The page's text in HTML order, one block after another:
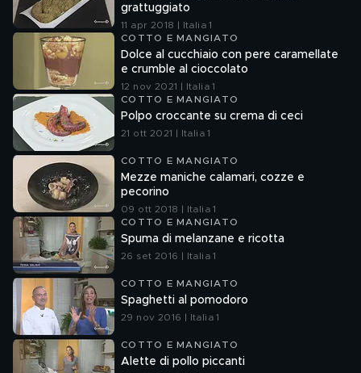
grattuggiato
11 apr 2018 | Italia 1
COTTO E MANGIATO
Dolce al cucchiaio con pere caramellate
e crumble al cioccolato
12 nov 2021 | Italia 1
COTTO E MANGIATO
Polpo croccante su crema di ceci
21 ott 2021 | Italia 1
COTTO E MANGIATO
Mezze maniche calamari, cozze e
pecorino
09 ott 2018 | Italia 1
COTTO E MANGIATO
Spuma di melanzane e ricotta
26 set 2016 | Italia 1
COTTO E MANGIATO
Spaghetti al pomodoro
29 nov 2016 | Italia 1
COTTO E MANGIATO
Alette di pollo piccanti